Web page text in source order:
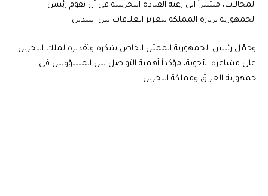
المجالات، مشيراً الى رغبة القيادة البحرينية في أن يقوم رئيس
الجمهورية بزيارة المملكة لتعزيز العلاقات بين البلدين.
وحمّل رئيس الجمهورية الممثل الخاص شكره وتقديره لملك البحرين
على مشاعره الأخوية، مؤكداً أهمية التواصل بين المسؤولين في
جمهورية العراق ومملكة البحرين.